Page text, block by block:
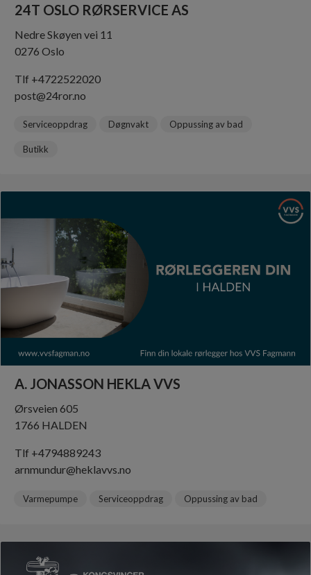
24T OSLO RØRSERVICE AS
Nedre Skøyen vei 11
0276 Oslo
Tlf +4722522020
post@24ror.no
Oppussing av bad
Døgnvakt
Serviceoppdrag
Butikk
A. JONASSON HEKLA VVS
Ørsveien 605
1766 HALDEN
Tlf +4794889243
arnmundur@heklavvs.no
Oppussing av bad
Serviceoppdrag
Varmepumpe